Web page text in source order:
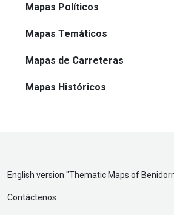
Mapas Políticos
Mapas Temáticos
Mapas de Carreteras
Mapas Históricos
English version "Thematic Maps of
Contáctenos